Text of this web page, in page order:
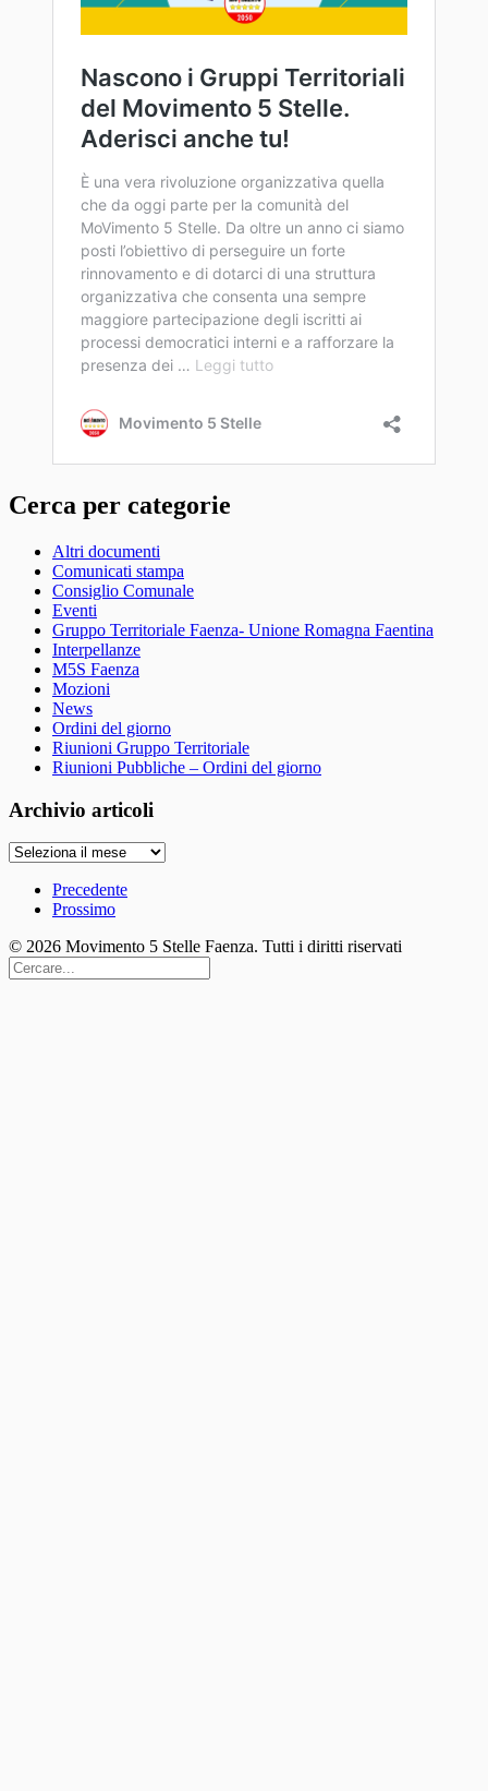
Cerca per categorie
Altri documenti
Comunicati stampa
Consiglio Comunale
Eventi
Gruppo Territoriale Faenza- Unione Romagna Faentina
Interpellanze
M5S Faenza
Mozioni
News
Ordini del giorno
Riunioni Gruppo Territoriale
Riunioni Pubbliche – Ordini del giorno
Archivio articoli
Archivio
Precedente
Prossimo
© 2026 Movimento 5 Stelle Faenza. Tutti i diritti riservati